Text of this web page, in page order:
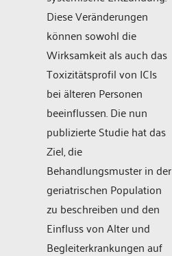
Diese Veränderungen
können sowohl die
Wirksamkeit als auch das
Toxizitätsprofil von ICIs
bei älteren Personen
beeinflussen. Die nun
publizierte Studie hat das
Ziel, die
Behandlungsmuster in der
geriatrischen ­Population
zu beschreiben und den
Einfluss von Alter und
Begleiterkrankungen auf